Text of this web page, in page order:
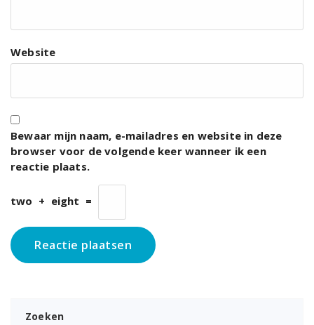
Website
Bewaar mijn naam, e-mailadres en website in deze
browser voor de volgende keer wanneer ik een
reactie plaats.
two + eight =
Zoeken